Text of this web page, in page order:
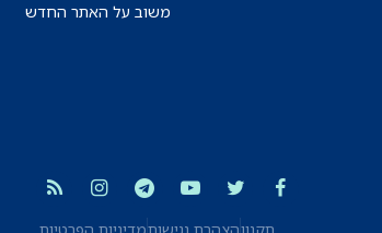
משוב על האתר החדש
תקנוןהצהרת נגישותמדיניות הפרטיות